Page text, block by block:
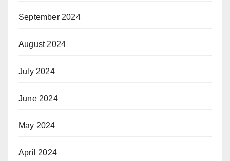
September 2024
August 2024
July 2024
June 2024
May 2024
April 2024